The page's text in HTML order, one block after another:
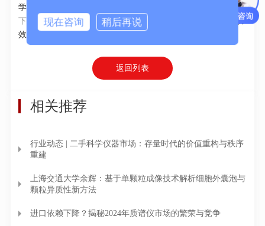
学
下一篇：2025年化妆品新规实施 检测技术全面升级覆盖多类功
效原料
返回列表
相关推荐
行业动态 | 二手科学仪器市场：存量时代的价值重构与秩序
重建
上海交通大学余辉：基于单颗粒成像技术解析细胞外囊泡与
颗粒异质性新方法
进口依赖下降？揭秘2024年质谱仪市场的繁荣与竞争
现在咨询 稍后再说